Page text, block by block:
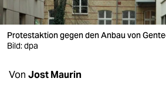
verlag
veranstaltungen
fragen & hilfe
Protestaktion gegen den Anbau von
Bild: dpa
Von Jost Maurin